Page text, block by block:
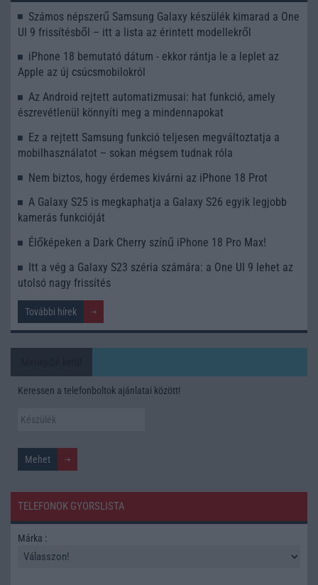
Számos népszerű Samsung Galaxy készülék kimarad a One
UI 9 frissítésből – itt a lista az érintett modellekről
iPhone 18 bemutató dátum - ekkor rántja le a leplet az
Apple az új csúcsmobilokról
Az Android rejtett automatizmusai: hat funkció, amely
észrevétlenül könnyíti meg a mindennapokat
Ez a rejtett Samsung funkció teljesen megváltoztatja a
mobilhasználatot – sokan mégsem tudnak róla
Nem biztos, hogy érdemes kivárni az iPhone 18 Prot
A Galaxy S25 is megkaphatja a Galaxy S26 egyik legjobb
kamerás funkcióját
Élőképeken a Dark Cherry színű iPhone 18 Pro Max!
Itt a vég a Galaxy S23 széria számára: a One UI 9 lehet az
utolsó nagy frissítés
További hírek
Keressen a telefonboltok ajánlatai között!
TELEFONOK GYORSLISTA
Márka :